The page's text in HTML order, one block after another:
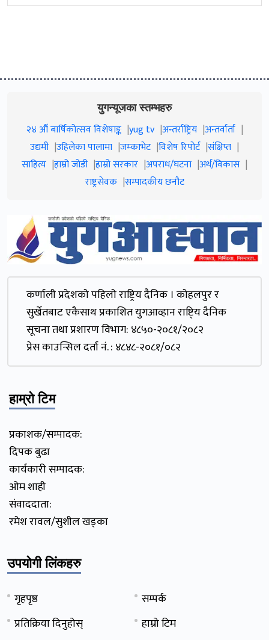
युगन्यूजका स्तम्भहरु
२४ औं बार्षिकोत्सव विशेषाङ्क yug tv अन्तर्राष्ट्रिय अन्तर्वार्ता
उद्यमी उहिलेका पालामा जम्काभेट विशेष रिपोर्ट संक्षिप्त
साहित्य हाम्रो जाेडी हाम्रो सरकार अपराध/घटना अर्थ/विकास
राष्ट्रसेवक सम्पादकीय छनौट
कर्णाली प्रदेशकाे पहिलाे राष्ट्रिय दैनिक । काेहलपुर र
सुर्खेतबाट एकैसाथ प्रकाशित युगआव्हान राष्टि्य दैनिक
सूचना तथा प्रशारण विभाग: ४८५०-२०८१/२०८२
प्रेस काउन्सिल दर्ता नं. : ४८४८-२०८१/०८२
हाम्रो टिम
प्रकाशक/सम्पादक:
दिपक बुढा
कार्यकारी सम्पादक:
ओम शाही
संवाददाता:
रमेश रावल/सुशील खड्का
उपयोगी लिंकहरु
गृहपृष्ठ
सम्पर्क
प्रतिक्रिया दिनुहोस्
हाम्रो टिम